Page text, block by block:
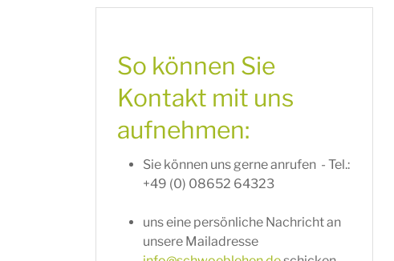
So können Sie
Kontakt mit uns
aufnehmen:
Sie können uns gerne anrufen - Tel.:
+49 (0) 08652 64323
uns eine persönliche Nachricht an
unsere Mailadresse